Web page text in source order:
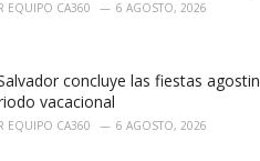
EQUIPO CA360 6 AGOSTO, 2026
concluye las fiestas
vacacional
EQUIPO CA360 6 AGOSTO, 2026